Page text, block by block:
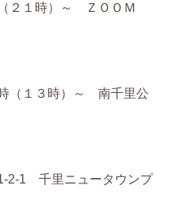
２１時）～ ＺＯＯＭ
（１３時）～ 南千里公
2-1 千里ニュータウンプ